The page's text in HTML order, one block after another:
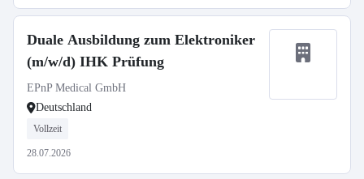
Duale Ausbildung zum Elektroniker
(m/w/d) IHK Prüfung
EPnP Medical GmbH
Deutschland
Vollzeit
28.07.2026